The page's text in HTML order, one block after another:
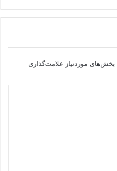
بخش‌های موردنیاز علامت‌گذاری